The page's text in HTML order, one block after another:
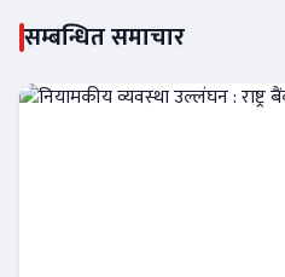
सम्बन्धित समाचार